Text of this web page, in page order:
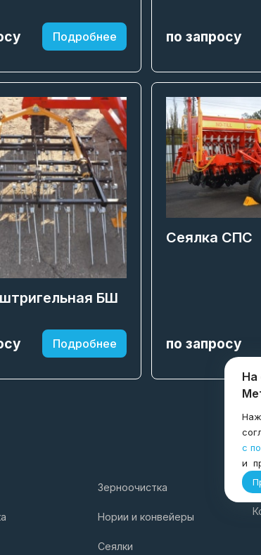
Подробнее по запросу
БШ
Подробнее
Сеялка СПС
по запросу
Зерноочистка
Нории и конвейеры
Сеялки
На
с
и